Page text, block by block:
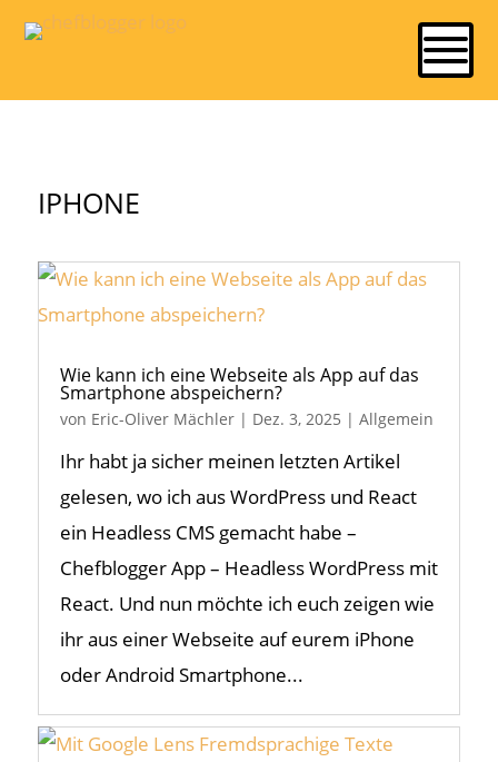
IPHONE
Wie kann ich eine Webseite als App auf das
Smartphone abspeichern?
von Eric-Oliver Mächler| Dez. 3, 2025 | Allgemein
Ihr habt ja sicher meinen letzten Artikel
gelesen, wo ich aus WordPress und React
ein Headless CMS gemacht habe –
Chefblogger App – Headless WordPress mit
React. Und nun möchte ich euch zeigen wie
ihr aus einer Webseite auf eurem iPhone
oder Android Smartphone...